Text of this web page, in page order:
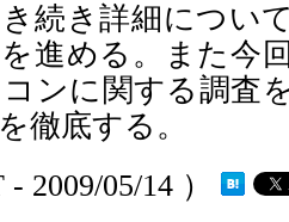
続き詳細につい
進める。また今
ンに関する調査
徹底する。
- 2009/05/14 ）